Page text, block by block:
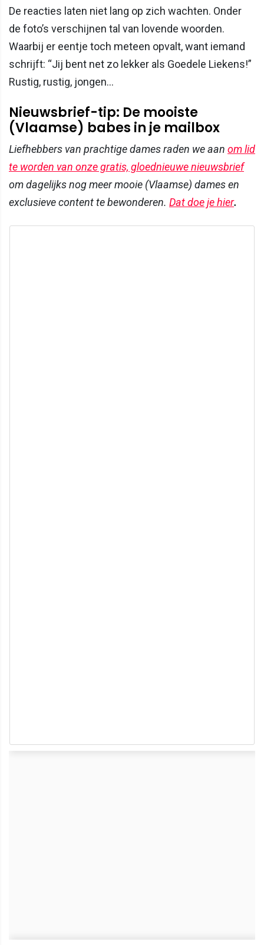
De reacties laten niet lang op zich wachten. Onder
de foto’s verschijnen tal van lovende woorden.
Waarbij er eentje toch meteen opvalt, want iemand
schrijft: “Jij bent net zo lekker als Goedele Liekens!”
Rustig, rustig, jongen…
Nieuwsbrief-tip: De mooiste
(Vlaamse) babes in je mailbox
Liefhebbers van prachtige dames raden we aan om lid
te worden van onze gratis, gloednieuwe nieuwsbrief
om dagelijks nog meer mooie (Vlaamse) dames en
exclusieve content te bewonderen. Dat doe je hier.